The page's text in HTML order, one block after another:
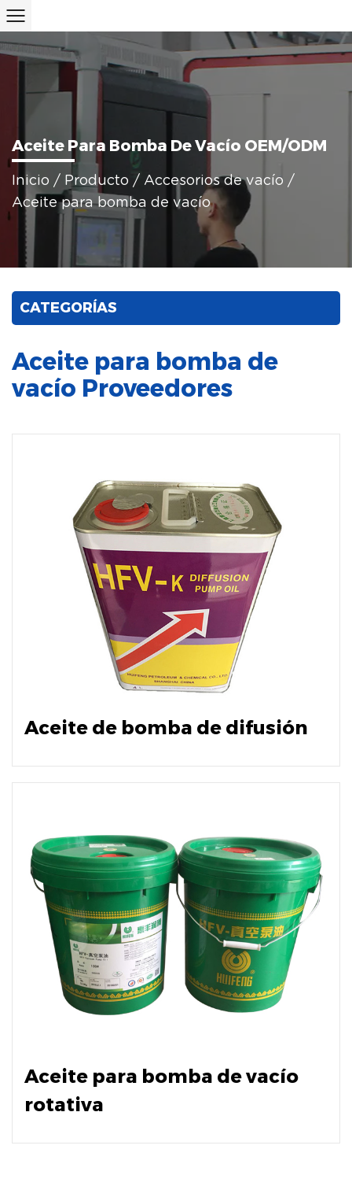
Aceite Para Bomba De Vacío OEM/ODM
Inicio / Producto / Accesorios de vacío /
Aceite para bomba de vacío
CATEGORÍAS
Aceite para bomba de
vacío Proveedores
Aceite de bomba de difusión
Aceite para bomba de vacío
rotativa